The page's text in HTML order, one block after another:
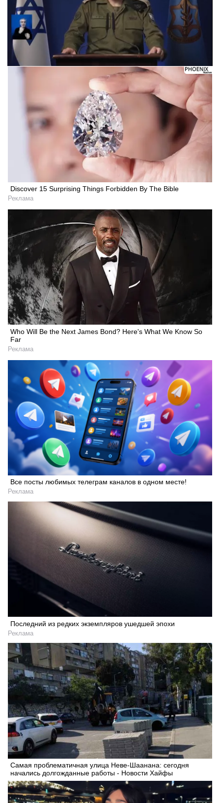
Следующее видео через 5 Отмена
Discover 15 Surprising Things Forbidden By The Bible
Реклама
Who Will Be the Next James Bond? Here's What We Know So
Far
Реклама
Все посты любимых телеграм каналов в одном месте!
Реклама
Последний из редких экземпляров ушедшей эпохи
Реклама
Самая проблематичная улица Неве-Шаанана: сегодня
начались долгожданные работы - Новости Хайфы